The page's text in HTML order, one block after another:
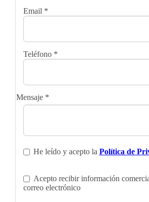
Email *
Teléfono *
Mensaje *
He leído y acepto la Política de
Acepto recibir información
correo electrónico